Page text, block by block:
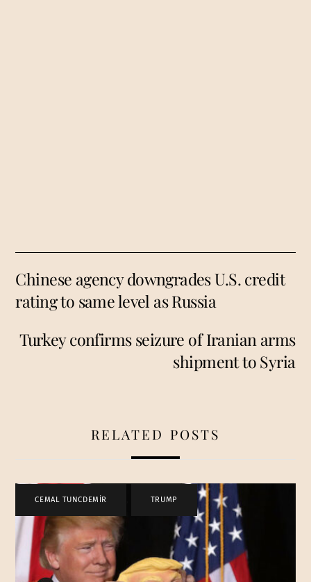
Chinese agency downgrades U.S. credit
rating to same level as Russia
Turkey confirms seizure of Iranian arms
shipment to Syria
RELATED POSTS
CEMAL TUNCDEMİR TRUMP